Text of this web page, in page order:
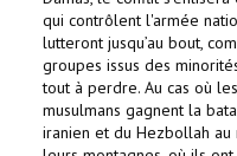
qui contrôlent l'armée
lutteront jusqu’au bout,
groupes issus des
tout à perdre. Au cas où
musulmans gagnent la
iranien et du Hezbollah